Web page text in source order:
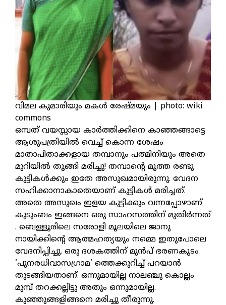
വിമല കുമാരിയും മകൾ രേഷ്മയും | photo: wiki
commons
ഒമ്പത് വയസ്സായ കാർത്തിക്കിനെ കാഞ്ഞങ്ങാട്ടെ
ആശുപത്രിയിൽ വെച്ച് കൊന്ന ശേഷം
മാതാപിതാക്കളായ തമ്പാനും പത്മിനിയും അതെ
മുറിയിൽ തൂങ്ങി മരിച്ചു! തമ്പാന്റെ മൂത്ത രണ്ടു
കുട്ടികൾക്കും ഇതേ അസുഖമായിരുന്നു. വേദന
സഹിക്കാനാകാതെയാണ് കുട്ടികൾ മരിച്ചത്.
അതെ അസുഖം ഇളയ കുട്ടിക്കും വന്നപ്പോഴാണ്
കുടുംബം ഇങ്ങനെ ഒരു സാഹസത്തിന് മുതിർന്നത്
. ബെള്ളൂരിലെ സരോളി മൂലയിലെ ജാനു
നായിക്കിന്റെ ആത്മഹത്യയും നമ്മെ ഇതുപോലെ
വേദനിപ്പിച്ചു. ഒരു ദശകത്തിന് മുൻപ് ഭരണകൂടം
'പുനരധിവാസഗ്രാമ' ത്തെക്കുറിച്ച് പറയാൻ
തുടങ്ങിയതാണ്. ഒന്നുമായില്ല നാലഞ്ചു കൊല്ലം
മുമ്പ് തറക്കല്ലിട്ടു അതും ഒന്നുമായില്ല.
കുഞ്ഞുങ്ങളിങ്ങനെ മരിച്ചു തീരുന്നു.